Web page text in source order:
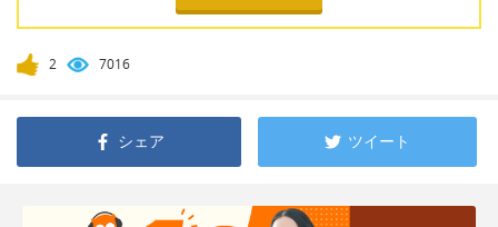
2 7016
シェア ツイート